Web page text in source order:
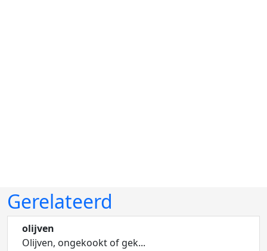
Gerelateerd
olijven
Olijven, ongekookt of gek...